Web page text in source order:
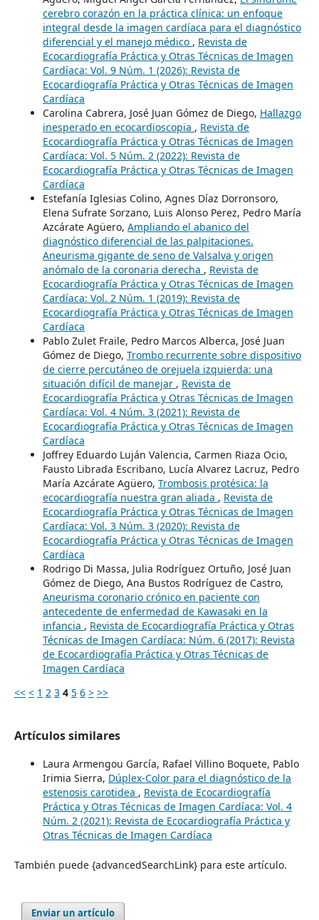
cerebro corazón en la práctica clínica: un enfoque
integral desde la imagen cardíaca para el diagnóstico
diferencial y el manejo médico , Revista de
Ecocardiografía Práctica y Otras Técnicas de Imagen
Cardíaca: Vol. 9 Núm. 1 (2026): Revista de
Ecocardiografía Práctica y Otras Técnicas de Imagen
Cardíaca
Carolina Cabrera, José Juan Gómez de Diego, Hallazgo
inesperado en ecocardioscopia , Revista de
Ecocardiografía Práctica y Otras Técnicas de Imagen
Cardíaca: Vol. 5 Núm. 2 (2022): Revista de
Ecocardiografía Práctica y Otras Técnicas de Imagen
Cardíaca
Estefanía Iglesias Colino, Agnes Díaz Dorronsoro,
Elena Sufrate Sorzano, Luis Alonso Perez, Pedro María
Azcárate Agüero, Ampliando el abanico del
diagnóstico diferencial de las palpitaciones.
Aneurisma gigante de seno de Valsalva y origen
anómalo de la coronaria derecha , Revista de
Ecocardiografía Práctica y Otras Técnicas de Imagen
Cardíaca: Vol. 2 Núm. 1 (2019): Revista de
Ecocardiografía Práctica y Otras Técnicas de Imagen
Cardíaca
Pablo Zulet Fraile, Pedro Marcos Alberca, José Juan
Gómez de Diego, Trombo recurrente sobre dispositivo
de cierre percutáneo de orejuela izquierda: una
situación difícil de manejar , Revista de
Ecocardiografía Práctica y Otras Técnicas de Imagen
Cardíaca: Vol. 4 Núm. 3 (2021): Revista de
Ecocardiografía Práctica y Otras Técnicas de Imagen
Cardíaca
Joffrey Eduardo Luján Valencia, Carmen Riaza Ocio,
Fausto Librada Escribano, Lucía Alvarez Lacruz, Pedro
María Azcárate Agüero, Trombosis protésica: la
ecocardiografía nuestra gran aliada , Revista de
Ecocardiografía Práctica y Otras Técnicas de Imagen
Cardíaca: Vol. 3 Núm. 3 (2020): Revista de
Ecocardiografía Práctica y Otras Técnicas de Imagen
Cardíaca
Rodrigo Di Massa, Julia Rodríguez Ortuño, José Juan
Gómez de Diego, Ana Bustos Rodríguez de Castro,
Aneurisma coronario crónico en paciente con
antecedente de enfermedad de Kawasaki en la
infancia , Revista de Ecocardiografía Práctica y Otras
Técnicas de Imagen Cardíaca: Núm. 6 (2017): Revista
de Ecocardiografía Práctica y Otras Técnicas de
Imagen Cardíaca
<< < 1 2 3 4 5 6 > >>
Artículos similares
Laura Armengou García, Rafael Villino Boquete, Pablo
Irimia Sierra, Dúplex-Color para el diagnóstico de la
estenosis carotidea , Revista de Ecocardiografía
Práctica y Otras Técnicas de Imagen Cardíaca: Vol. 4
Núm. 2 (2021): Revista de Ecocardiografía Práctica y
Otras Técnicas de Imagen Cardíaca
También puede {advancedSearchLink} para este artículo.
Enviar un artículo